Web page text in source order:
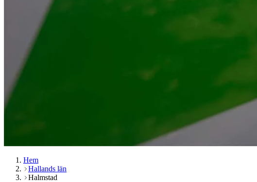
Hem
Hallands län
Halmstad